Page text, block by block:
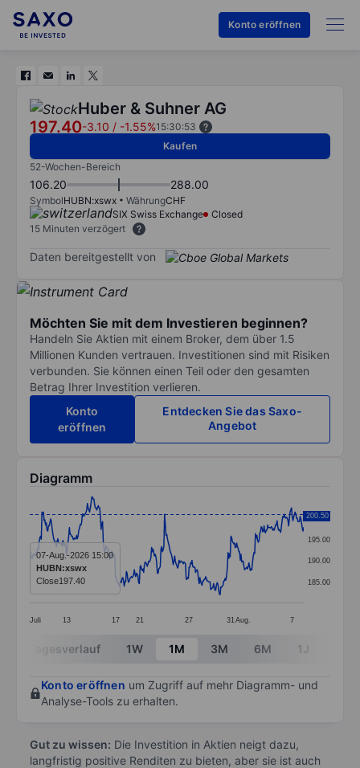
Konto eröffnen
Huber & Suhner AG
197.40-3.10 / -1.55%15:30:53
Kaufen
52-Wochen-Bereich
106.20 288.00
SymbolHUBN:xswx WährungCHF
SIX Swiss Exchange
Closed
15 Minuten verzögert
Daten bereitgestellt von
Möchten Sie mit dem Investieren beginnen?
Handeln Sie Aktien mit einem Broker, dem über 1.5
Millionen Kunden vertrauen. Investitionen sind mit Risiken
verbunden. Sie können einen Teil oder den gesamten
Betrag Ihrer Investition verlieren.
Konto
eröffnen
Entdecken Sie das Saxo-
Angebot
Diagramm
Line chart with 381 data points.
The chart has 1 X axis displaying categories.
The chart has 1 Y axis displaying values. Data
Juli 13 17 21 27 31 Aug. 7
185.00
190.00
195.00
200.00
200.50
07-Aug.-2026 15:00
HUBN:xswx
Close197.40
End of interactive chart.
Tagesverlauf 1W 1M 3M 6M 1J
Konto eröffnen um Zugriff auf mehr Diagramm- und
Analyse-Tools zu erhalten.
Gut zu wissen: Die Investition in Aktien neigt dazu,
langfristig positive Renditen zu bieten, aber sie ist auch